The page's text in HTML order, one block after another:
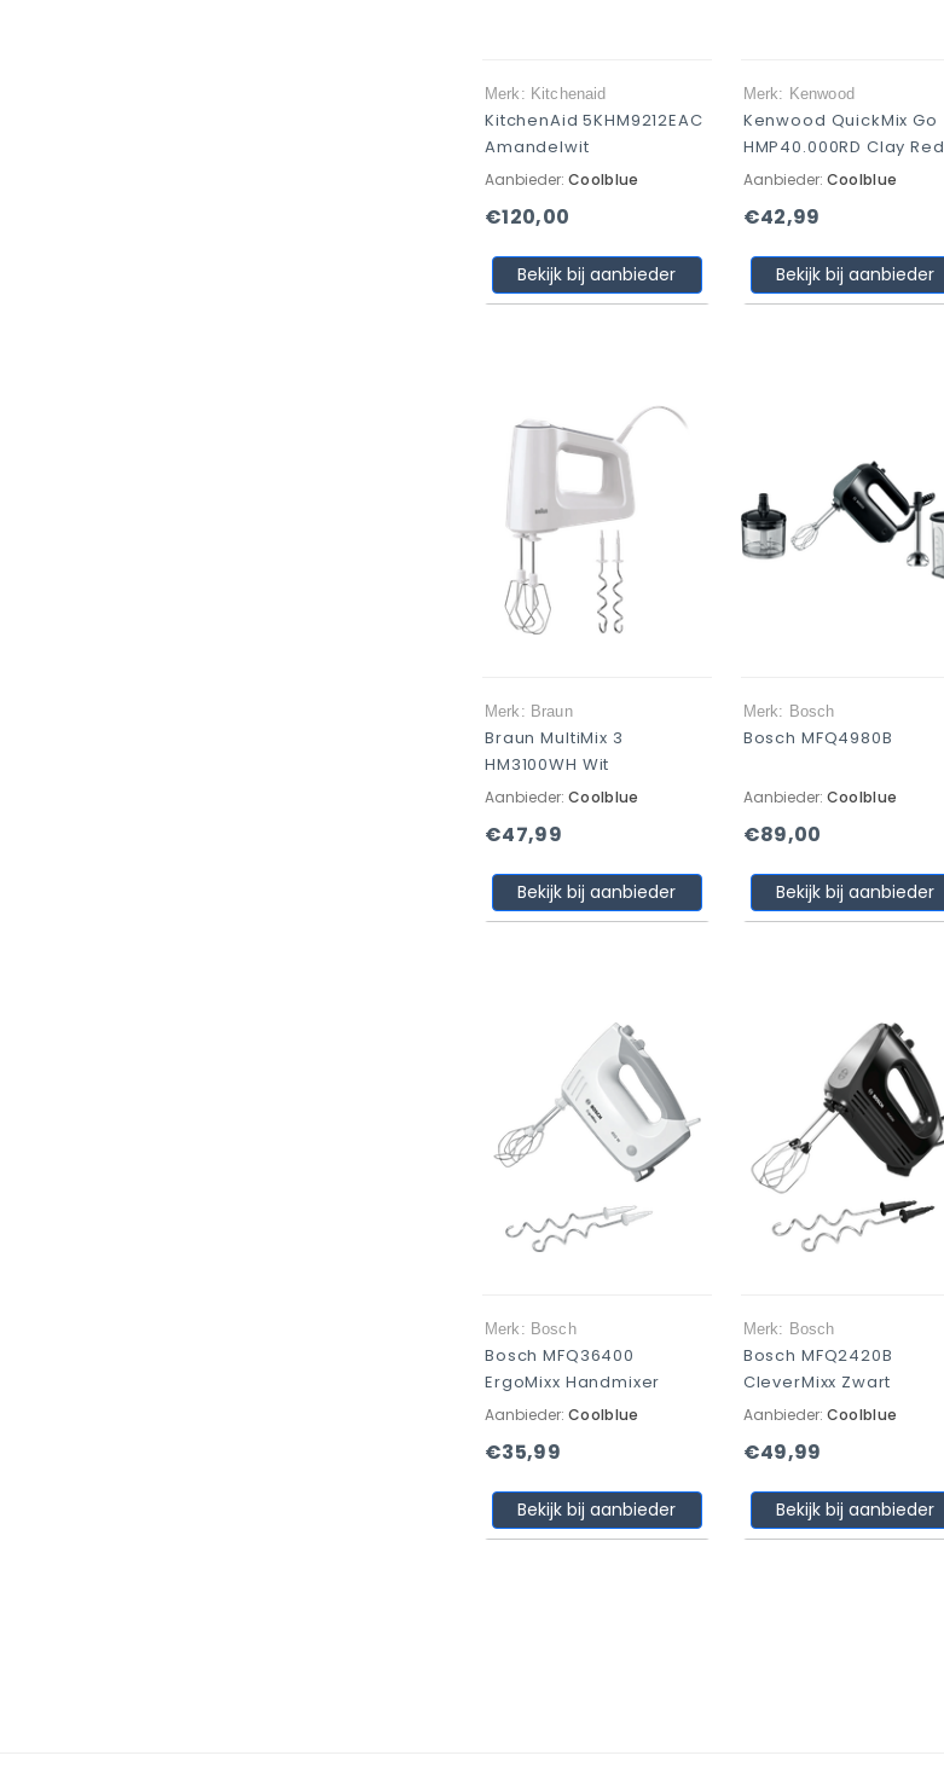
Merk: Kitchenaid
KitchenAid 5KHM9212EAC
Amandelwit
Aanbieder: Coolblue
€120,00
Bekijk bij aanbieder
Merk: Kenwood
Kenwood QuickMix Go
HMP40.000RD Clay Red
Aanbieder: Coolblue
€42,99
Bekijk bij aanbieder
Merk: Braun
Braun MultiMix 3
HM3100WH Wit
Aanbieder: Coolblue
€47,99
Bekijk bij aanbieder
Merk: Bosch
Bosch MFQ4980B
Aanbieder: Coolblue
€89,00
Bekijk bij aanbieder
Merk: Bosch
Bosch MFQ36400
ErgoMixx Handmixer
Aanbieder: Coolblue
€35,99
Bekijk bij aanbieder
Merk: Bosch
Bosch MFQ2420B
CleverMixx Zwart
Aanbieder: Coolblue
€49,99
Bekijk bij aanbieder